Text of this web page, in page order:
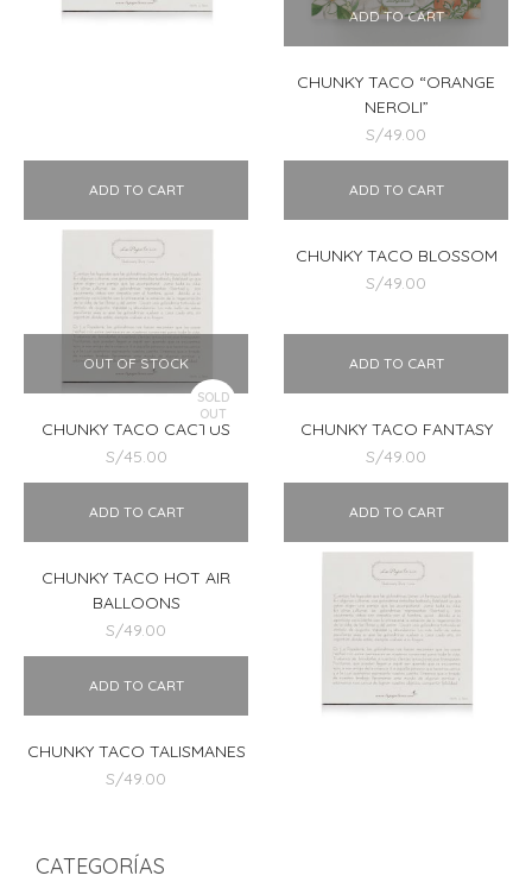
ADD TO CART
CHUNKY TACO “ORANGE
NEROLI”
S/49.00
ADD TO CART
CHUNKY TACO “SWEET
BEE”
S/49.00
ADD TO CART
CHUNKY TACO BLOSSOM
S/49.00
SOLD
OUT
OUT OF STOCK
CHUNKY TACO CACTUS
S/45.00
ADD TO CART
CHUNKY TACO FANTASY
S/49.00
ADD TO CART
CHUNKY TACO HOT AIR
BALLOONS
S/49.00
ADD TO CART
CHUNKY TACO LEMON
S/49.00
ADD TO CART
CHUNKY TACO TALISMANES
S/49.00
CATEGORÍAS